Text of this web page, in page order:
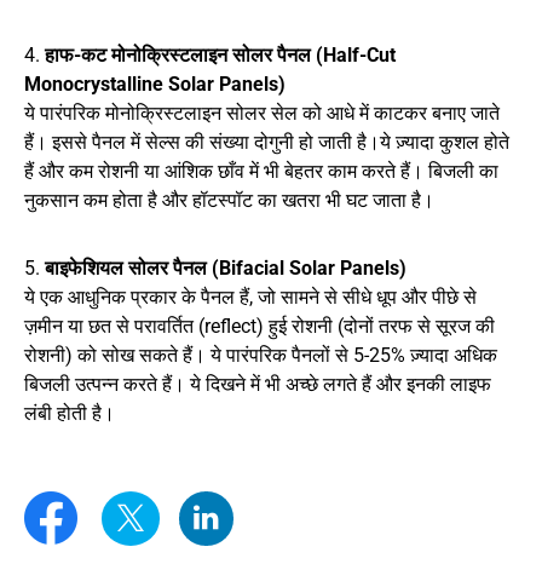
4.हाफ-कट मोनोक्रिस्टलाइन सोलर पैनल (Half-Cut
Monocrystalline Solar Panels)
ये पारंपरिक मोनोक्रिस्टलाइन सोलर सेल को आधे में काटकर बनाए जाते
हैं। इससे पैनल में सेल्स की संख्या दोगुनी हो जाती है।ये ज़्यादा कुशल होते
हैं और कम रोशनी या आंशिक छाँव में भी बेहतर काम करते हैं। बिजली का
नुकसान कम होता है और हॉटस्पॉट का खतरा भी घट जाता है।
5.बाइफेशियल सोलर पैनल (Bifacial Solar Panels)
ये एक आधुनिक प्रकार के पैनल हैं, जो सामने से सीधे धूप और पीछे से
ज़मीन या छत से परावर्तित (reflect) हुई रोशनी (दोनों तरफ से सूरज की
रोशनी) को सोख सकते हैं। ये पारंपरिक पैनलों से 5-25% ज़्यादा अधिक
बिजली उत्पन्न करते हैं। ये दिखने में भी अच्छे लगते हैं और इनकी लाइफ
लंबी होती है।